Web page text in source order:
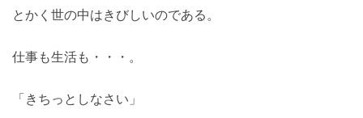
とかく世の中はきびしいのである。
仕事も生活も・・・。
「きちっとしなさい」